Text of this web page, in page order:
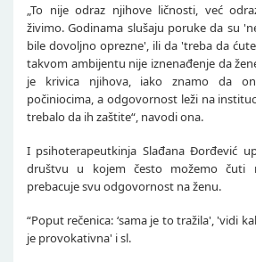
„To nije odraz njihove ličnosti, već
živimo. Godinama slušaju poruke da su
bile dovoljno oprezne', ili da 'treba da
takvom ambijentu nije iznenađenje da
je krivica njihova, iako znamo da
počiniocima, a odgovornost leži na
trebalo da ih zaštite“, navodi ona.
I psihoterapeutkinja Slađana Đorđević
društvu u kojem često možemo čuti
prebacuje svu odgovornost na ženu.
“Poput rečenica: ‘sama je to tražila', 'vidi
je provokativna' i sl.